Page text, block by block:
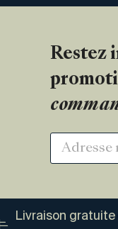
Restez
Livraison